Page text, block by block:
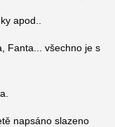
apod..
Fanta... všechno je s
napsáno slazeno